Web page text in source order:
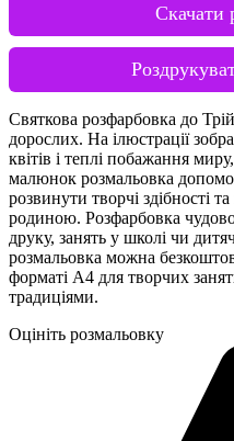
Скачати
Святкова розфарбовка до
дорослих. На ілюстрації
квітів і теплі побажання
малюнок розмальовка
розвинути творчі здібності
родиною. Розфарбовка
друку, занять у школі чи
розмальовка можна
форматі А4 для творчих
традиціями.
Оцініть розмальовку